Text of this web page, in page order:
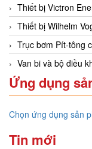
Thiết bị Victron
Thiết bị Wilhelm
Trục bơm Pít-tông
Van bi và bộ điều
Ứng dụng
Chọn ứng dụng sản
Tin mới